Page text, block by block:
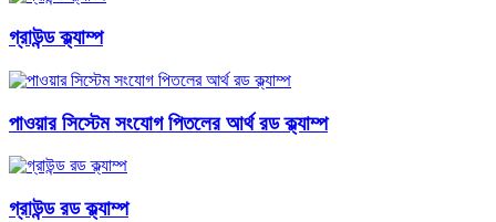
গ্রাউন্ড ক্ল্যাম্প
পাওয়ার সিস্টেম সংযোগ পিতলের আর্থ রড ক্ল্যাম্প
গ্রাউন্ড রড ক্ল্যাম্প